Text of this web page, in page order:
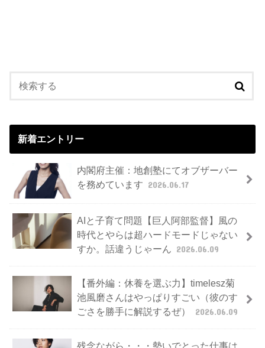
新着エントリー
内閣府主催：地創塾にてオブザーバー
を務めています 2026.06.17
AIと子育て問題【巨人阿部監督】風の
時代とやらは超ハードモードじゃない
すか。話違うじゃーん 2026.06.09
【番外編：休養を選ぶ力】timelesz菊
池風磨さんはやっぱりすごい（彼のす
ごさを勝手に解説するぜ）
2026.06.09
残念ながら・・・勢いでとった仕事は